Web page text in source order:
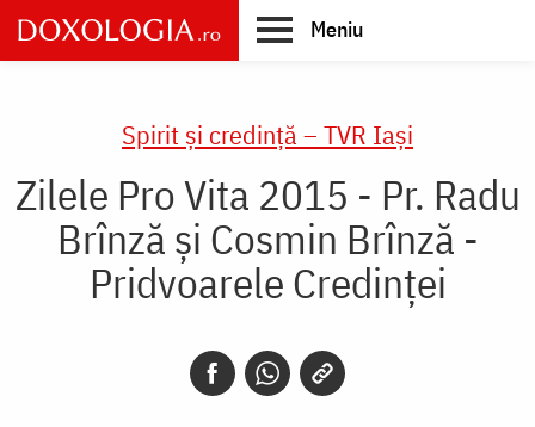
Skip
to
main
Meniu
Spirit și credință – TVR Iași
Zilele Pro Vita 2015 - Pr. Radu
Brînză și Cosmin Brînză -
Pridvoarele Credinței